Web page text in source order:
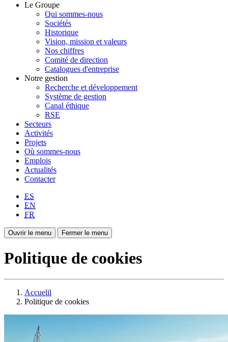
Le Groupe
Qui sommes-nous
Sociétés
Historique
Vision, mission et valeurs
Nos chiffres
Comité de direction
Catalogues d'entreprise
Notre gestion
Recherche et développement
Système de gestion
Canal éthique
RSE
Secteurs
Activités
Projets
Où sommes-nous
Emplois
Actualités
Contacter
ES
EN
FR
Ouvrir le menu Fermer le menu
Politique de cookies
Accuelil
Politique de cookies